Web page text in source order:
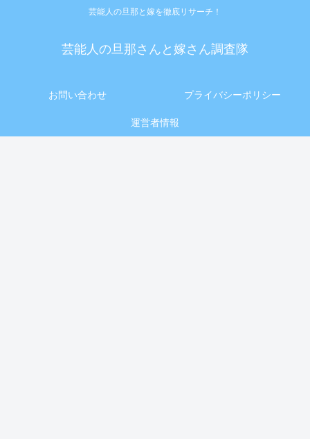
芸能人の旦那と嫁を徹底リサーチ！
芸能人の旦那さんと嫁さん調査隊
お問い合わせ プライバシーポリシー
運営者情報